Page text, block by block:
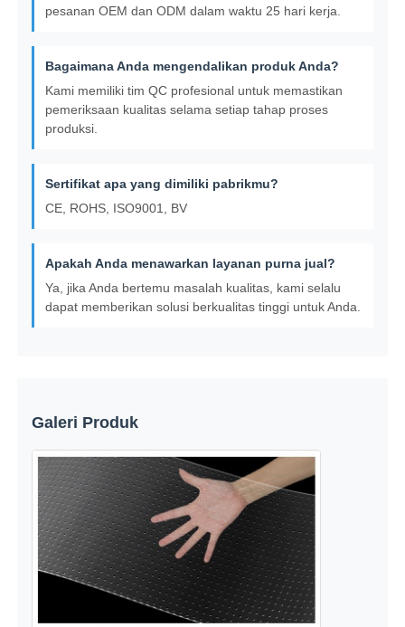
pesanan OEM dan ODM dalam waktu 25 hari kerja.
Bagaimana Anda mengendalikan produk Anda?
Kami memiliki tim QC profesional untuk memastikan
pemeriksaan kualitas selama setiap tahap proses
produksi.
Sertifikat apa yang dimiliki pabrikmu?
CE, ROHS, ISO9001, BV
Apakah Anda menawarkan layanan purna jual?
Ya, jika Anda bertemu masalah kualitas, kami selalu
dapat memberikan solusi berkualitas tinggi untuk Anda.
Galeri Produk